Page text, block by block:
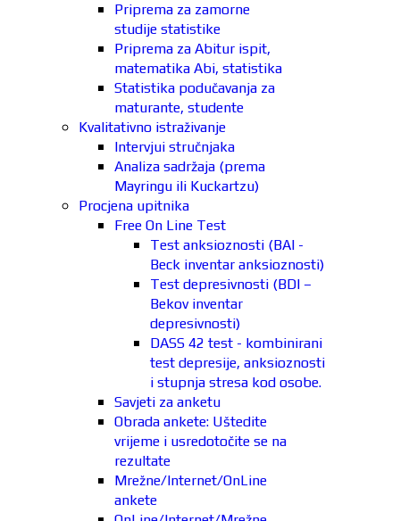
Priprema za zamorne
studije statistike
Priprema za Abitur ispit,
matematika Abi, statistika
Statistika podučavanja za
maturante, studente
Kvalitativno istraživanje
Intervjui stručnjaka
Analiza sadržaja (prema
Mayringu ili Kuckartzu)
Procjena upitnika
Free On Line Test
Test anksioznosti (BAI -
Beck inventar anksioznosti)
Test depresivnosti (BDI –
Bekov inventar
depresivnosti)
DASS 42 test - kombinirani
test depresije, anksioznosti
i stupnja stresa kod osobe.
Savjeti za anketu
Obrada ankete: Uštedite
vrijeme i usredotočite se na
rezultate
Mrežne/Internet/OnLine
ankete